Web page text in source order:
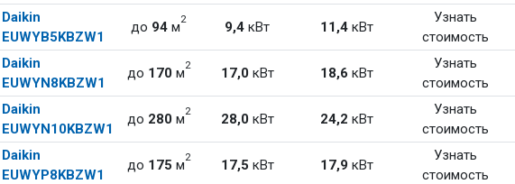
Daikin
EUWYB5KBZW1
до 94 м2 9,4 кВт 11,4кВт
Узнать
стоимость
Daikin
EUWYN8KBZW1
до 170м2 17,0кВт 18,6 кВт
Узнать
стоимость
Daikin
EUWYN10KBZW1
до 280м2 28,0кВт 24,2 кВт
Узнать
стоимость
Daikin
EUWYP8KBZW1
до 175 м2 17,5 кВт 17,9 кВт
Узнать
стоимость